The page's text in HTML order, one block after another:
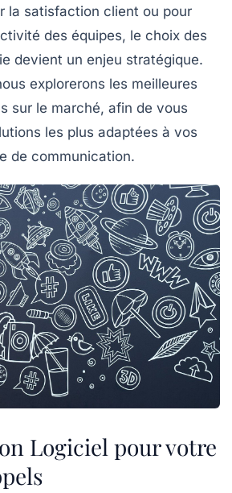
la satisfaction client ou pour
des équipes, le choix des
devient un enjeu stratégique.
explorerons les meilleures
sur le marché, afin de vous
les plus adaptées à vos
de communication.
Logiciel pour votre